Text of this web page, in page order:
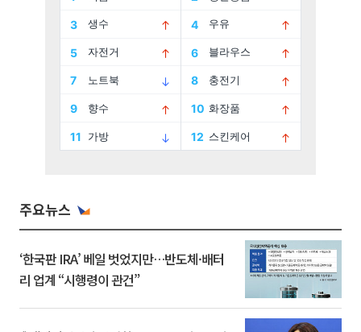
주요뉴스
‘한국판 IRA’ 베일 벗었지만…반도체·배터
리 업계 “시행령이 관건”